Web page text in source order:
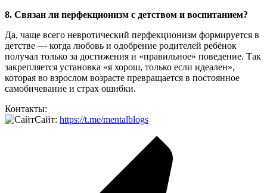
8. Связан ли перфекционизм с детством и воспитанием?
Да, чаще всего невротический перфекционизм формируется в
детстве — когда любовь и одобрение родителей ребёнок
получал только за достижения и «правильное» поведение. Так
закрепляется установка «я хорош, только если идеален»,
которая во взрослом возрасте превращается в постоянное
самобичевание и страх ошибки.
Контакты:
Сайт: https://t.me/mentalblogs